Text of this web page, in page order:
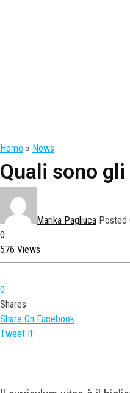
Home » News
Quali sono
Marika Pagliuca Posted
0
576 Views
0
Shares
Share On Facebook
Tweet It